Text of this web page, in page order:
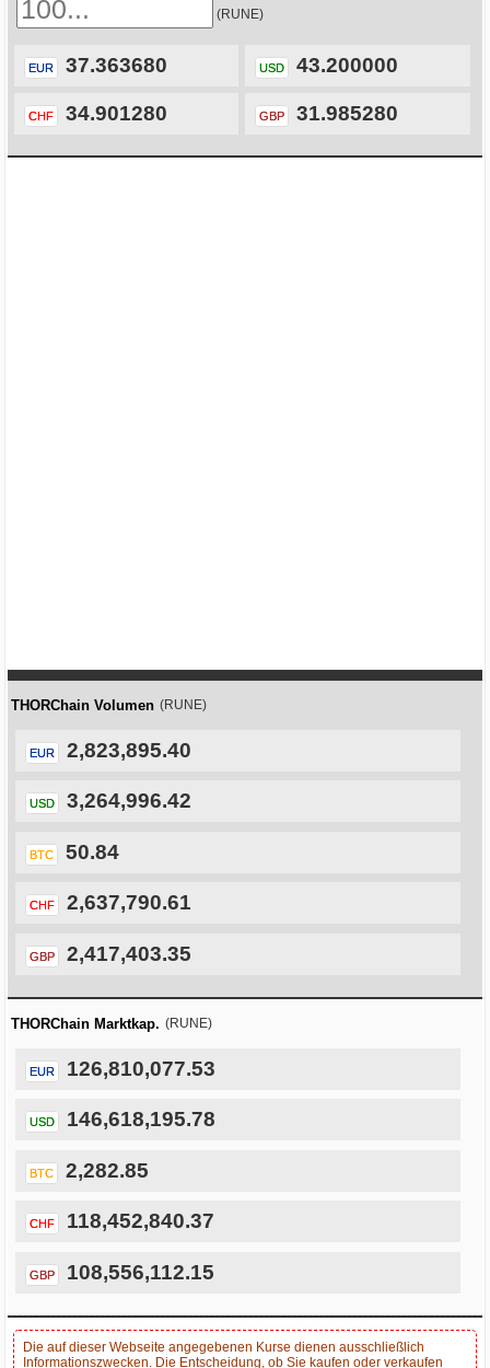
(RUNE)
EUR 37.363680 USD 43.200000
CHF 34.901280 GBP 31.985280
THORChain Volumen (RUNE)
EUR 2,823,895.40
USD 3,264,996.42
BTC 50.84
CHF 2,637,790.61
GBP 2,417,403.35
THORChain Marktkap. (RUNE)
EUR 126,810,077.53
USD 146,618,195.78
BTC 2,282.85
CHF 118,452,840.37
GBP 108,556,112.15
Die auf dieser Webseite angegebenen Kurse dienen ausschließlich
Informationszwecken. Die Entscheidung, ob Sie kaufen oder verkaufen